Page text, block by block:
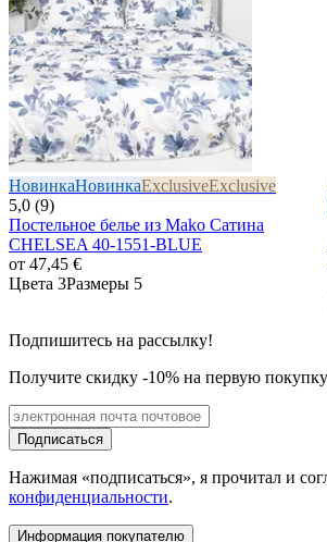
НовинкаНовинкаExclusiveExclusive
5,0 (9)
Постельное белье из Mako Сатина
CHELSEA 40-1551-BLUE
от 47,45 €
Цвета 3Размеры 5
Подпишитесь на рассылку!
Получите скидку -10% на первую покупку
Подписаться
Нажимая «подписаться», я прочитал и
конфиденциальности.
Информация покупателю